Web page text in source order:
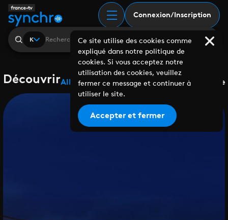
Connexion/Inscription
K
DécouvrirAlbumsPlaylistsCollaborationsLabels Genre
Ce site utilise des cookies comme
expliqué dans notre politique de
cookies. Si vous acceptez notre
utilisation des cookies, veuillez
fermer ce message et continuer à
utiliser le site.
Accepter et fermer